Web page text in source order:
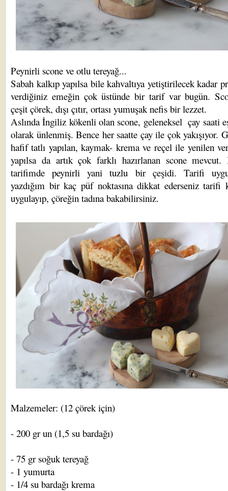
Peynirli scone ve otlu tereyağ...
Sabah kalkıp yapılsa bile kahvaltıya yetiştirilecek kadar
verdiğiniz emeğin çok üstünde bir tarif var bugün.
çeşit çörek, dışı çıtır, ortası yumuşak nefis bir lezzet.
Aslında İngiliz kökenli olan scone, geleneksel çay saati
olarak ünlenmiş. Bence her saatte çay ile çok yakışıyor.
hafif tatlı yapılan, kaymak- krema ve reçel ile yenilen
yapılsa da artık çok farklı hazırlanan scone mevcut.
tarifimde peynirli yani tuzlu bir çeşidi. Tarifi
yazdığım bir kaç püf noktasına dikkat ederseniz tarifi
uygulayıp, çöreğin tadına bakabilirsiniz.
Malzemeler: (12 çörek için)
- 200 gr un (1,5 su bardağı)
- 75 gr soğuk tereyağ
- 1 yumurta
- 1/4 su bardağı krema